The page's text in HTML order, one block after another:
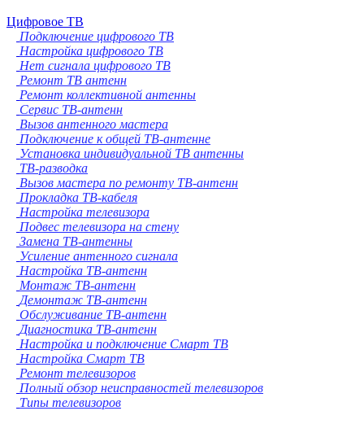
Цифровое ТВ
Подключение цифрового ТВ
Настройка цифрового ТВ
Нет сигнала цифрового ТВ
Ремонт ТВ антенн
Ремонт коллективной антенны
Сервис ТВ-антенн
Вызов антенного мастера
Подключение к общей ТВ-антенне
Установка индивидуальной ТВ антенны
ТВ-разводка
Вызов мастера по ремонту ТВ-антенн
Прокладка ТВ-кабеля
Настройка телевизора
Подвес телевизора на стену
Замена ТВ-антенны
Усиление антенного сигнала
Настройка ТВ-антенн
Монтаж ТВ-антенн
Демонтаж ТВ-антенн
Обслуживание ТВ-антенн
Диагностика ТВ-антенн
Настройка и подключение Смарт ТВ
Настройка Смарт ТВ
Ремонт телевизоров
Полный обзор неисправностей телевизоров
Типы телевизоров